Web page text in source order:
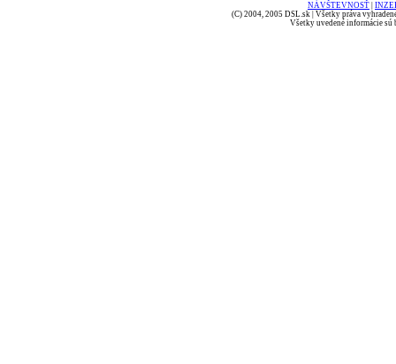
NÁVŠTEVNOSŤ
(C) 2004, 2005 DSL.sk | Všetky práva
Všetky uvedené informácie sú